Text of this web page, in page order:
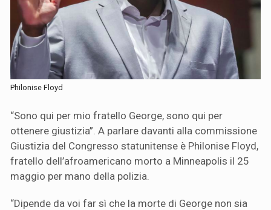
Philonise Floyd
“Sono qui per mio fratello George, sono qui per
ottenere giustizia”. A parlare davanti alla commissione
Giustizia del Congresso statunitense è Philonise Floyd,
fratello dell’afroamericano morto a Minneapolis il 25
maggio per mano della polizia.
“Dipende da voi far sì che la morte di George non sia